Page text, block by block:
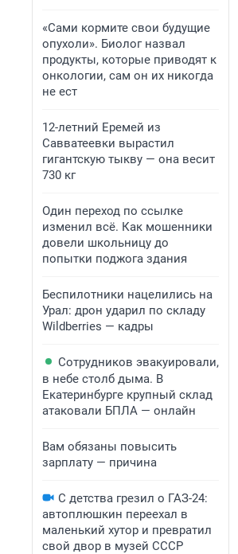
«Сами кормите свои будущие
опухоли». Биолог назвал
продукты, которые приводят к
онкологии, сам он их никогда
не ест
12-летний Еремей из
Савватеевки вырастил
гигантскую тыкву — она весит
730 кг
Один переход по ссылке
изменил всё. Как мошенники
довели школьницу до
попытки поджога здания
Беспилотники нацелились на
Урал: дрон ударил по складу
Wildberries — кадры
Сотрудников эвакуировали,
в небе столб дыма. В
Екатеринбурге крупный склад
атаковали БПЛА — онлайн
Вам обязаны повысить
зарплату — причина
С детства грезил о ГАЗ-24:
автоплюшкин переехал в
маленький хутор и превратил
свой двор в музей СССР